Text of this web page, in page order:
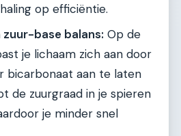
op efficiëntie.
base balans: Op de
je lichaam zich aan door
bicarbonaat aan te laten
de zuurgraad in je spieren
je minder snel